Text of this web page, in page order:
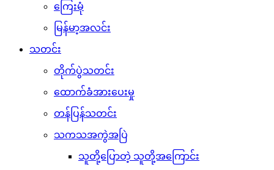
ကြေးမုံ
မြန်မာ့အလင်း
သတင်း
တိုက်ပွဲသတင်း
ထောက်ခံအားပေးမှု
တန်ပြန်သတင်း
သကသအကွဲအပြဲ
သူတို့ပြောတဲ့ သူတို့အကြောင်း